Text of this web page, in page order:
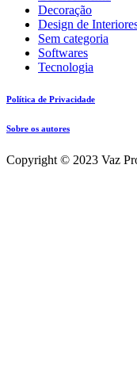
Decoração
Design de
Sem categoria
Softwares
Tecnologia
Política de Privacidade
Sobre os autores
Copyright © 2023 Vaz